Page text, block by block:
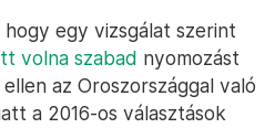
egy vizsgálat szerint
volna szabad nyomozást
az Oroszországgal való
a 2016-os választások